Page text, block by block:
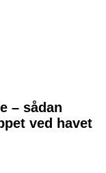
– sådan
ved havet